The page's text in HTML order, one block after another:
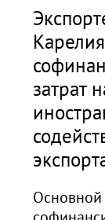
затрат